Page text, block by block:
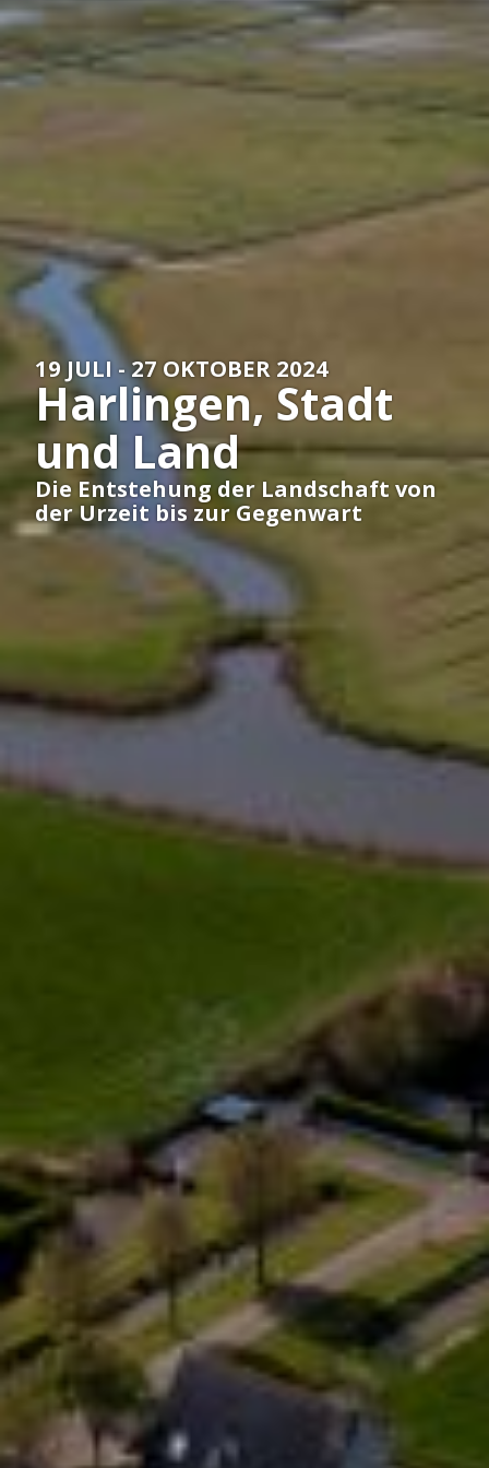
19 JULI - 27 OKTOBER 2024
Harlingen, Stadt
und Land
Die Entstehung der Landschaft von
der Urzeit bis zur Gegenwart
Over
het
Hannemahuis